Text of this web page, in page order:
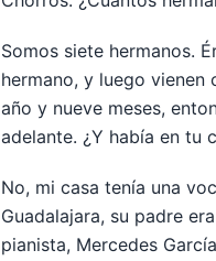
Somos siete hermanos.
hermano, y luego
año y nueve meses,
adelante. ¿Y había en tu
No, mi casa tenía una
Guadalajara, su padre
pianista, Mercedes